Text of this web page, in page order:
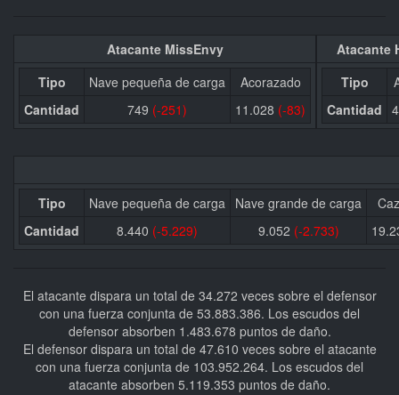
Atacante MissEnvy
Tipo
Nave pequeña de carga
Acorazado
Cantidad
749 (-251) 11.028 (-83)
Atacante
Tipo
Cantidad
Tipo Nave pequeña de carga Nave grande de carga
Cantidad
8.440 (-5.229) 9.052 (-2.733)
El atacante dispara un total de 34.272 veces sobre el defensor
con una fuerza conjunta de 53.883.386. Los escudos del
defensor absorben 1.483.678 puntos de daño.
El defensor dispara un total de 47.610 veces sobre el atacante
con una fuerza conjunta de 103.952.264. Los escudos del
atacante absorben 5.119.353 puntos de daño.